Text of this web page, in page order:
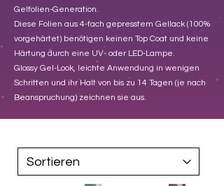
Gelfolien-Generation.
Diese Folien aus 4-fach gepresstem Gellack (100%
vorgehärtet) benötigen keinen Top Coat und keine
Härtung durch eine UV- oder LED-Lampe.
Glossy Gel-Look, leichte Anwendung in wenigen
Schritten und ihr Halt von bis zu 14 Tagen (je nach
Beanspruchung) zeichnen sie aus.